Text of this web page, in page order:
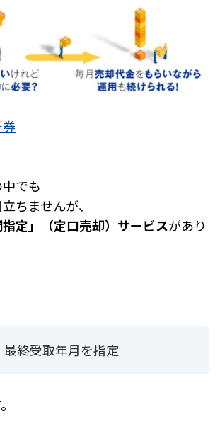
でも
ちませんが、
指定」（定口売却）サービスがあり
終受取年月を指定